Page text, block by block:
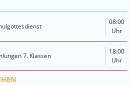
08:00
Uhr
7. Klassen
18:00
Uhr